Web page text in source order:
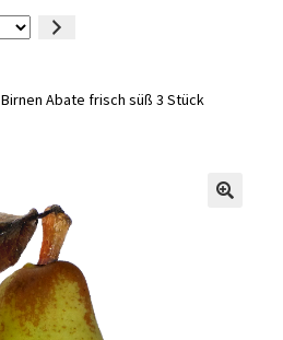
Birnen Abate frisch süß 3 Stück